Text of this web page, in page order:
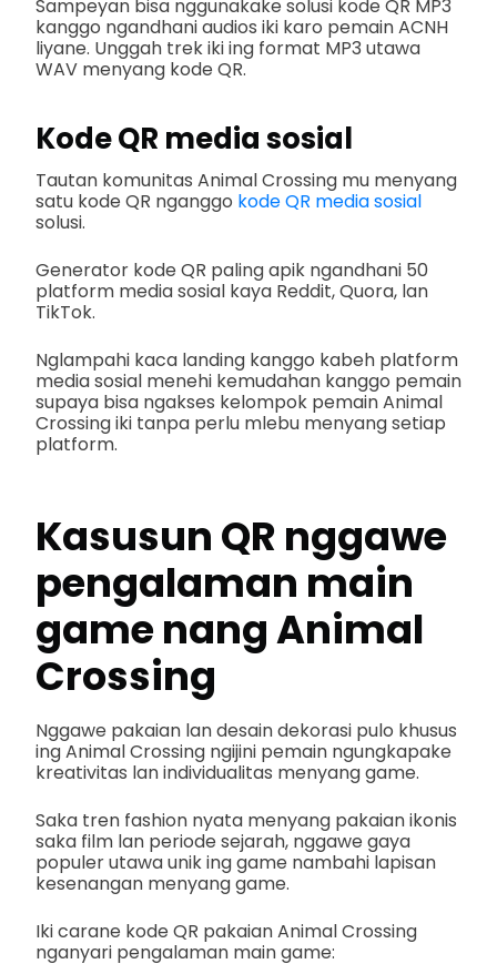
Sampeyan bisa nggunakake solusi kode QR MP3
kanggo ngandhani audios iki karo pemain ACNH
liyane. Unggah trek iki ing format MP3 utawa
WAV menyang kode QR.
Kode QR media sosial
Tautan komunitas Animal Crossing mu menyang
satu kode QR nganggo kode QR media sosial
solusi.
Generator kode QR paling apik ngandhani 50
platform media sosial kaya Reddit, Quora, lan
TikTok.
Nglampahi kaca landing kanggo kabeh platform
media sosial menehi kemudahan kanggo pemain
supaya bisa ngakses kelompok pemain Animal
Crossing iki tanpa perlu mlebu menyang setiap
platform.
Kasusun QR nggawe
pengalaman main
game nang Animal
Crossing
Nggawe pakaian lan desain dekorasi pulo khusus
ing Animal Crossing ngijini pemain ngungkapake
kreativitas lan individualitas menyang game.
Saka tren fashion nyata menyang pakaian ikonis
saka film lan periode sejarah, nggawe gaya
populer utawa unik ing game nambahi lapisan
kesenangan menyang game.
Iki carane kode QR pakaian Animal Crossing
nganyari pengalaman main game: